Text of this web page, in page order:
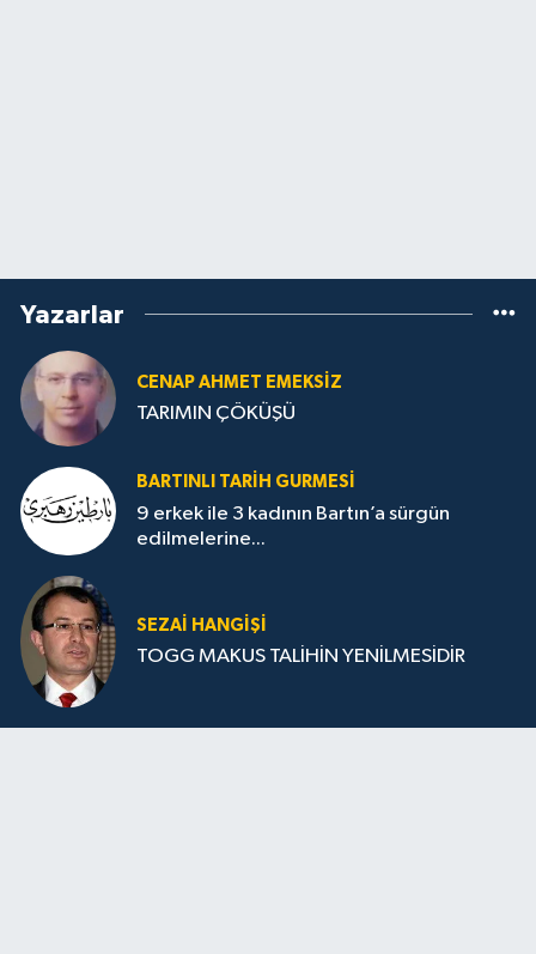
Yazarlar
CENAP AHMET EMEKSİZ
TARIMIN ÇÖKÜŞÜ
BARTINLI TARIH GURMESI
9 erkek ile 3 kadının Bartın’a sürgün
edilmelerine...
SEZAI HANGİŞİ
TOGG MAKUS TALİHİN YENİLMESİDİR